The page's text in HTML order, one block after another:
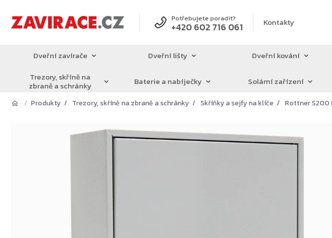
obsah
Potřebujete poradit?
+420 602 716 061 Kontakty
Dveřní zavírače Dveřní lišty Dveřní kování
Trezory, skříně na
zbraně a schránky Baterie a nabíječky Solární zařízení
Produkty Trezory, skříně na zbraně a schránky Skříňky a sejfy na klíče Rottner S200